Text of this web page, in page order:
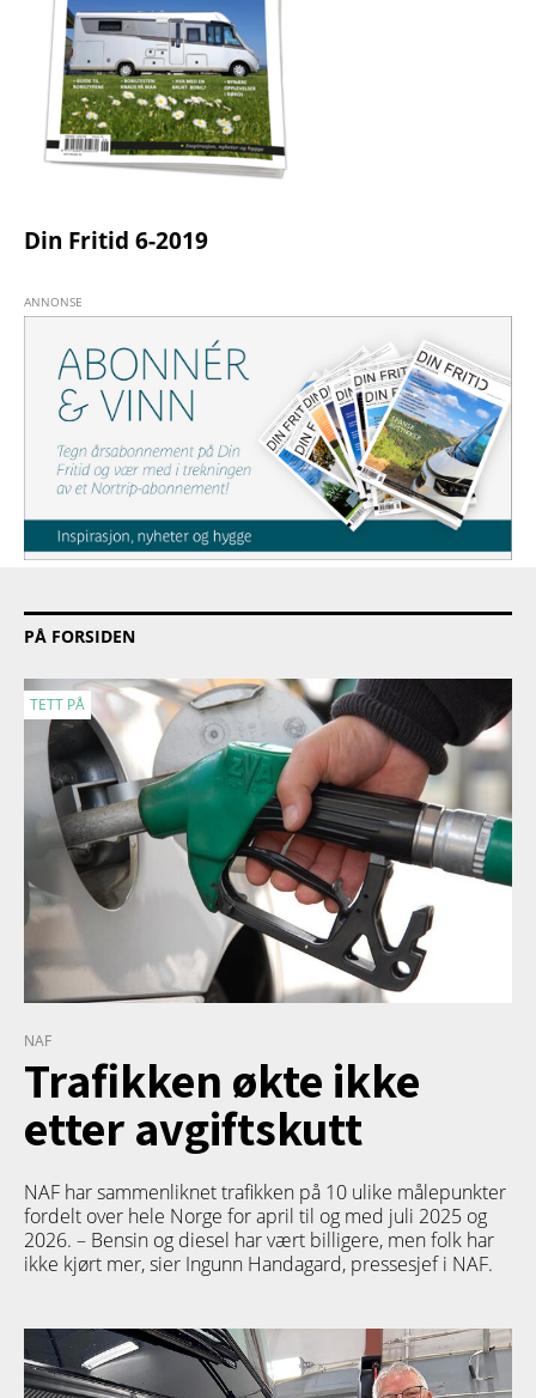
Din Fritid 6-2019
PÅ FORSIDEN
TETT PÅ
NAF
Trafikken økte ikke
etter avgiftskutt
NAF har sammenliknet trafikken på 10 ulike målepunkter
fordelt over hele Norge for april til og med juli 2025 og
2026. – Bensin og diesel har vært billigere, men folk har
ikke kjørt mer, sier Ingunn Handagard, pressesjef i NAF.
TETT PÅ